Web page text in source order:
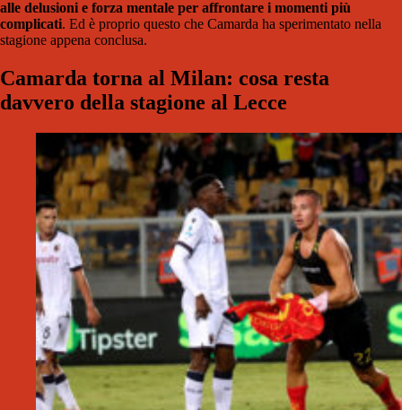
alle delusioni e forza mentale per affrontare i momenti più
complicati. Ed è proprio questo che Camarda ha sperimentato nella
stagione appena conclusa.
Camarda torna al Milan: cosa resta
davvero della stagione al Lecce